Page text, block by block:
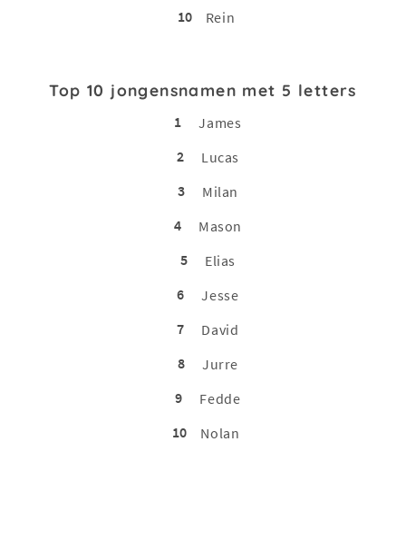
10
Rein
Top 10 jongensnamen met 5 letters
1
James
2
Lucas
3
Milan
4
Mason
5
Elias
6
Jesse
7
David
8
Jurre
9
Fedde
10
Nolan